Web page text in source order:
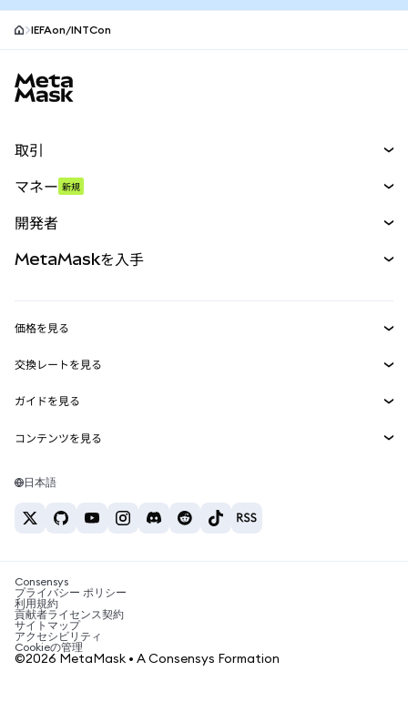
IEFAon/INTCon
取引
パーペチュアル
RWA
マネー 新規
開発者
MetaMask Connect
Snaps
Web3サービス
MetaMaskを入手
セキュリティ
サポート
キャリア
お問い合わせ
価格を見る
イーサリアムの価格
Solanaの価格
Tetherの価格
交換レートを見る
ETH→USD
USDT→INR
BTC→INR
ETH→USDT
ガイドを見る
ETHの購入
USDTの購入
SHIBの購入
BNBの購入
コンテンツを見る
Solanaウォレット
税制関連ニュース
暗号資産の購入方法は？
ビットコインを売るには？
日本語
Consensys
プライバシー ポリシー
利用規約
貢献者ライセンス契約
サイトマップ
アクセシビリティ
Cookieの管理
©2026 MetaMask • A Consensys Formation